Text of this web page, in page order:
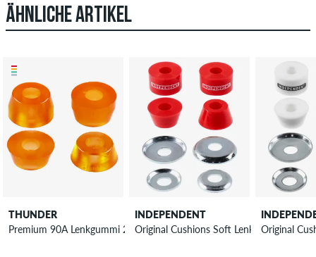
ÄHNLICHE ARTIKEL
THUNDER
Premium 90A Lenkgummi 2er Pack
INDEPENDENT
Original Cushions Soft Lenkgummi 4er
Original